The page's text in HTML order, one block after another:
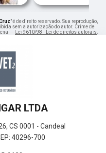
" é de direito reservado. Sua reprodução,
sem a autorização do autor. Crime de
– Lei 9610/98 - Lei de direitos autorais.
LTDA
CS 0001 - Candeal
40296-700